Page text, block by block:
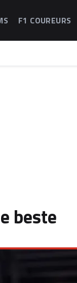
F1 COUREURS
beste